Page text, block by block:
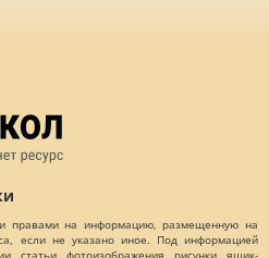
правами на информацию, размещенную на
если не указано иное. Под информацией
статьи, фотоизображения, рисунки, ящик-